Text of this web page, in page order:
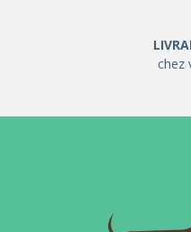
chez